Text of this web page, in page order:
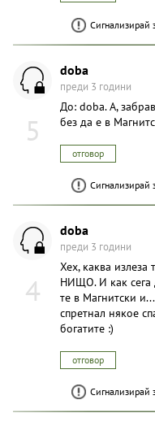
Сигнализирай
5
doba
преди 3 години
До: doba. А,
без да е в
отговор
Сигнализирай
4
doba
преди 3 години
Хех, каква
НИЩО. И как сега
те в Магнитски
спретнал някое
богатите :)
отговор
Сигнализирай